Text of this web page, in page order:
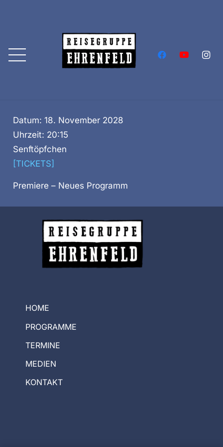
Datum: 18. November 2028
Uhrzeit: 20:15
Senftöpfchen
[TICKETS]
Premiere – Neues Programm
HOME
PROGRAMME
TERMINE
MEDIEN
KONTAKT